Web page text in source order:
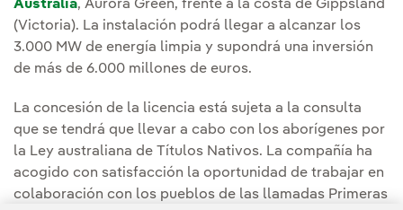
Australia, Aurora Green, frente a la costa de Gippsland
(Victoria). La instalación podrá llegar a alcanzar los
3.000 MW de energía limpia y supondrá una inversión
de más de 6.000 millones de euros.
La concesión de la licencia está sujeta a la consulta
que se tendrá que llevar a cabo con los aborígenes por
la Ley australiana de Títulos Nativos. La compañía ha
acogido con satisfacción la oportunidad de trabajar en
colaboración con los pueblos de las llamadas Primeras